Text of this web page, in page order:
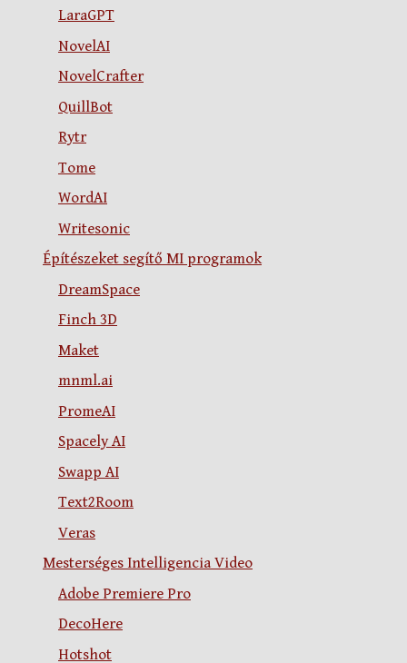
LaraGPT
NovelAI
NovelCrafter
QuillBot
Rytr
Tome
WordAI
Writesonic
Építészeket segítő MI programok
DreamSpace
Finch 3D
Maket
mnml.ai
PromeAI
Spacely AI
Swapp AI
Text2Room
Veras
Mesterséges Intelligencia Video
Adobe Premiere Pro
DecoHere
Hotshot